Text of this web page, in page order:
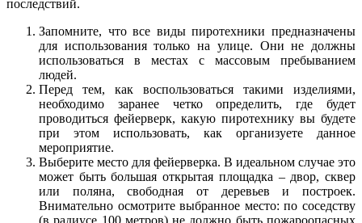
последствий.
Запомните, что все виды пиротехники предназначены
для использования только на улице. Они не должны
использоваться в местах с массовым пребыванием
людей.
Перед тем, как воспользоваться такими изделиями,
необходимо заранее четко определить, где будет
проводиться фейерверк, какую пиротехнику вы будете
при этом использовать, как организуете данное
мероприятие.
Выберите место для фейерверка. В идеальном случае это
может быть большая открытая площадка – двор, сквер
или поляна, свободная от деревьев и построек.
Внимательно осмотрите выбранное место: по соседству
(в радиусе 100 метров) не должно быть пожароопасных